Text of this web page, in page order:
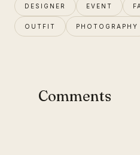
DESIGNER EVENT
OUTFIT PHOTOGRAPHY
Comments